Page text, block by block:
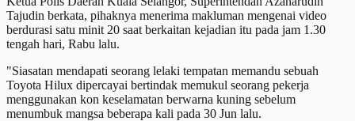
Tajudin berkata, pihaknya menerima makluman mengenai video
berdurasi satu minit 20 saat berkaitan kejadian itu pada jam 1.30
tengah hari, Rabu lalu.
"Siasatan mendapati seorang lelaki tempatan memandu sebuah
Toyota Hilux dipercayai bertindak memukul seorang pekerja
menggunakan kon keselamatan berwarna kuning sebelum
menumbuk mangsa beberapa kali pada 30 Jun lalu.